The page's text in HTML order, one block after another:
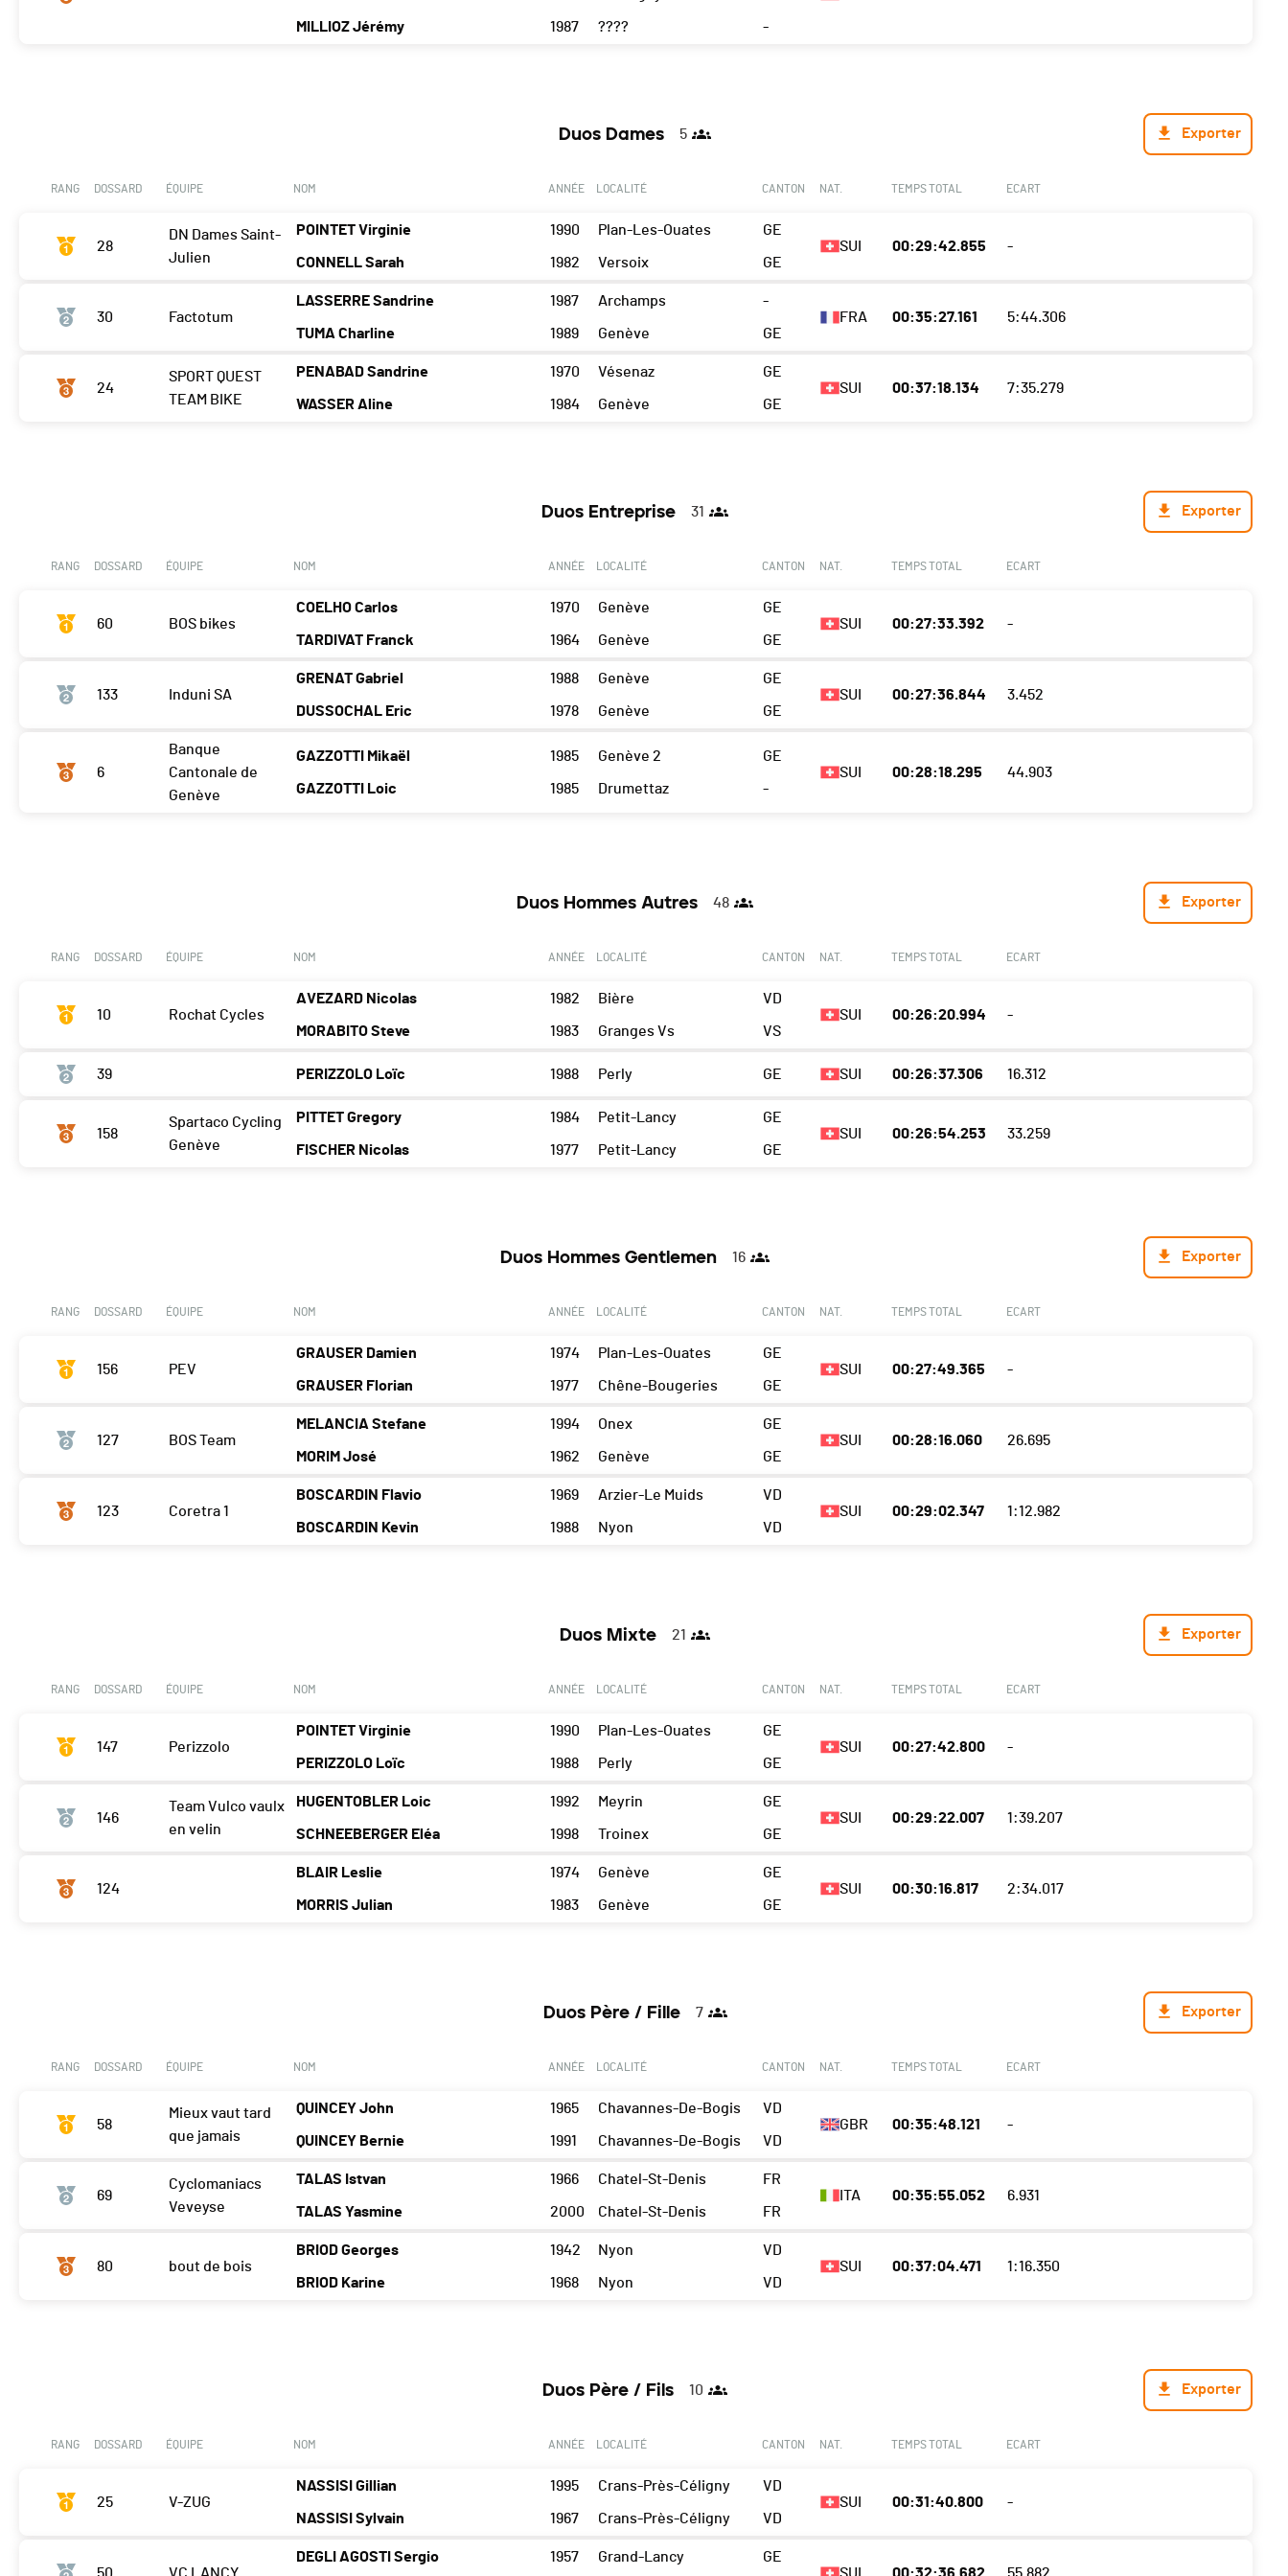
MILLIOZ Jérémy 1987 ???? -
Duos Dames 5 Exporter
RANG DOSSARD ÉQUIPE NOM ANNÉE LOCALITÉ CANTON NAT. TEMPS TOTAL ECART
28
DN Dames Saint-
Julien
POINTET Virginie
CONNELL Sarah
1990
1982
Plan-Les-Ouates
Versoix
GE
GE
SUI 00:29:42.855 -
30 Factotum
LASSERRE Sandrine
TUMA Charline
1987
1989
Archamps
Genève
-
GE
FRA 00:35:27.161 5:44.306
24
SPORT QUEST
TEAM BIKE
PENABAD Sandrine
WASSER Aline
1970
1984
Vésenaz
Genève
GE
GE
SUI 00:37:18.134 7:35.279
Duos Entreprise 31 Exporter
RANG DOSSARD ÉQUIPE NOM ANNÉE LOCALITÉ CANTON NAT. TEMPS TOTAL ECART
60 BOS bikes
COELHO Carlos
TARDIVAT Franck
1970
1964
Genève
Genève
GE
GE
SUI 00:27:33.392 -
133 Induni SA
GRENAT Gabriel
DUSSOCHAL Eric
1988
1978
Genève
Genève
GE
GE
SUI 00:27:36.844 3.452
6
Banque
Cantonale de
Genève
GAZZOTTI Mikaël
GAZZOTTI Loic
1985
1985
Genève 2
Drumettaz
GE
-
SUI 00:28:18.295 44.903
Duos Hommes Autres 48 Exporter
RANG DOSSARD ÉQUIPE NOM ANNÉE LOCALITÉ CANTON NAT. TEMPS TOTAL ECART
10 Rochat Cycles
AVEZARD Nicolas
MORABITO Steve
1982
1983
Bière
Granges Vs
VD
VS
SUI 00:26:20.994 -
39 PERIZZOLO Loïc 1988 Perly GE SUI 00:26:37.306 16.312
158
Spartaco Cycling
Genève
PITTET Gregory
FISCHER Nicolas
1984
1977
Petit-Lancy
Petit-Lancy
GE
GE
SUI 00:26:54.253 33.259
Duos Hommes Gentlemen 16 Exporter
RANG DOSSARD ÉQUIPE NOM ANNÉE LOCALITÉ CANTON NAT. TEMPS TOTAL ECART
156 PEV
GRAUSER Damien
GRAUSER Florian
1974
1977
Plan-Les-Ouates
Chêne-Bougeries
GE
GE
SUI 00:27:49.365 -
127 BOS Team
MELANCIA Stefane
MORIM José
1994
1962
Onex
Genève
GE
GE
SUI 00:28:16.060 26.695
123 Coretra 1
BOSCARDIN Flavio
BOSCARDIN Kevin
1969
1988
Arzier-Le Muids
Nyon
VD
VD
SUI 00:29:02.347 1:12.982
Duos Mixte 21 Exporter
RANG DOSSARD ÉQUIPE NOM ANNÉE LOCALITÉ CANTON NAT. TEMPS TOTAL ECART
147 Perizzolo
POINTET Virginie
PERIZZOLO Loïc
1990
1988
Plan-Les-Ouates
Perly
GE
GE
SUI 00:27:42.800 -
146
Team Vulco vaulx
en velin
HUGENTOBLER Loic
SCHNEEBERGER Eléa
1992
1998
Meyrin
Troinex
GE
GE
SUI 00:29:22.007 1:39.207
124
BLAIR Leslie
MORRIS Julian
1974
1983
Genève
Genève
GE
GE
SUI 00:30:16.817 2:34.017
Duos Père / Fille 7 Exporter
RANG DOSSARD ÉQUIPE NOM ANNÉE LOCALITÉ CANTON NAT. TEMPS TOTAL ECART
58
Mieux vaut tard
que jamais
QUINCEY John
QUINCEY Bernie
1965
1991
Chavannes-De-Bogis
Chavannes-De-Bogis
VD
VD
GBR 00:35:48.121 -
69
Cyclomaniacs
Veveyse
TALAS Istvan
TALAS Yasmine
1966
2000
Chatel-St-Denis
Chatel-St-Denis
FR
FR
ITA 00:35:55.052 6.931
80 bout de bois
BRIOD Georges
BRIOD Karine
1942
1968
Nyon
Nyon
VD
VD
SUI 00:37:04.471 1:16.350
Duos Père / Fils 10 Exporter
RANG DOSSARD ÉQUIPE NOM ANNÉE LOCALITÉ CANTON NAT. TEMPS TOTAL ECART
25 V-ZUG
NASSISI Gillian
NASSISI Sylvain
1995
1967
Crans-Près-Céligny
Crans-Près-Céligny
VD
VD
SUI 00:31:40.800 -
DEGLI AGOSTI Sergio 1957 Grand-Lancy
GE